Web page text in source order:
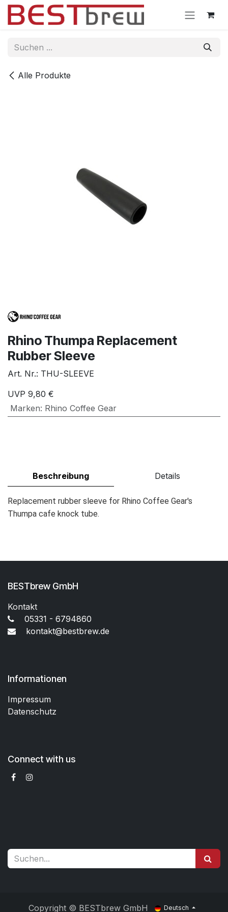
Zum Inhalt springen
Alle Produkte
Rhino Thumpa Replacement
Rubber Sleeve
Art. Nr.: THU-SLEEVE
UVP 9,80 €
Marken: Rhino Coffee Gear
Beschreibung Details
Replacement rubber sleeve for Rhino Coffee Gear's
Thumpa cafe knock tube.
BESTbrew GmbH
Kontakt
05331 - 6794860
kontakt@bestbrew.de
Informationen
Impressum
Datenschutz
Connect with us
Copyright © BESTbrew GmbH Deutsch